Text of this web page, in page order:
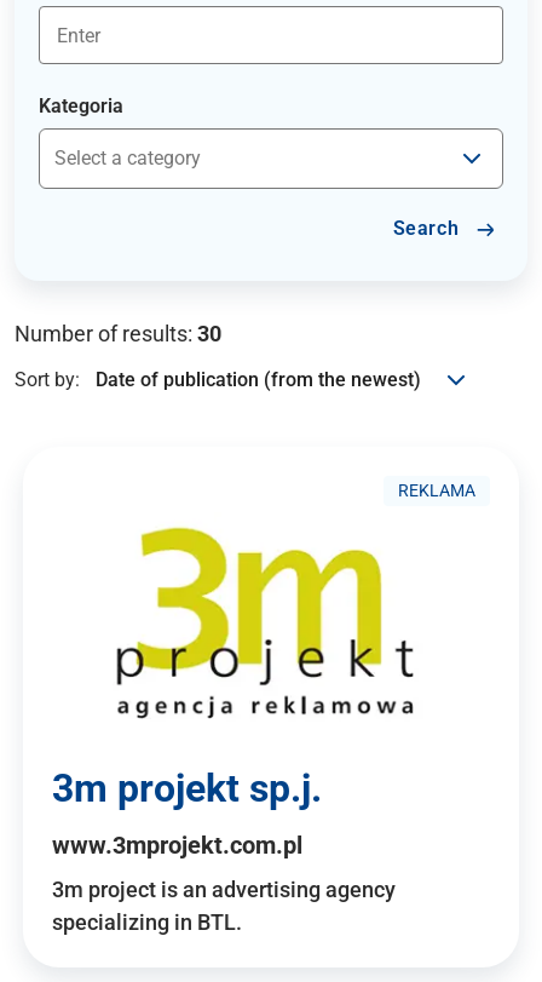
Kategoria
Search
Number of results: 30
Sort by:
REKLAMA
3m projekt sp.j.
www.3mprojekt.com.pl
3m project is an advertising agency
specializing in BTL.